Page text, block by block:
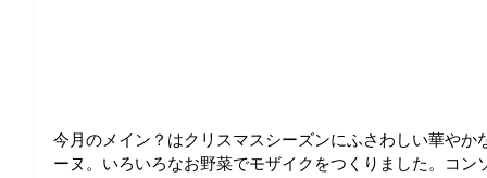
今月のメイン？はクリスマスシーズンにふさわしい華やか
ーヌ。いろいろなお野菜でモザイクをつくりました。コン